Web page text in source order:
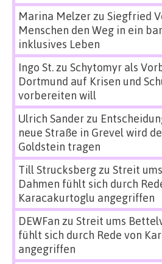
Marina Melzerzu Siegfried
Menschen den Weg in ein
inklusives Leben
Ingo St.zu Schytomyr als
Dortmund auf Krisen und
vorbereiten will
Ulrich Sanderzu
neue Straße in Grevel wird
Goldstein tragen
Till Strucksbergzu Streit
Dahmen fühlt sich durch
Karacakurtoglu angegriffen
DEWFan zu Streit ums
fühlt sich durch Rede von
angegriffen